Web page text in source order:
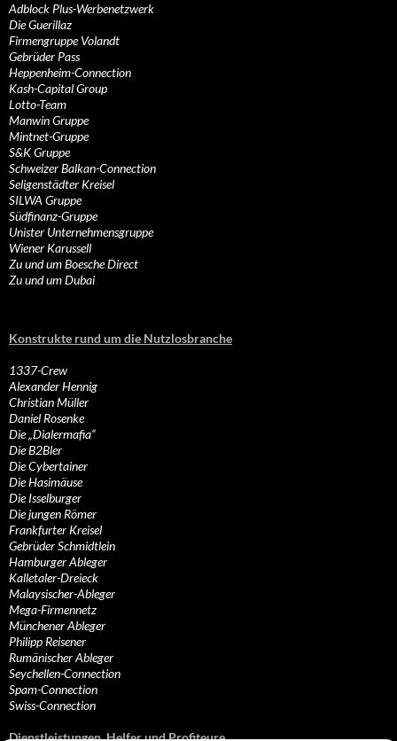
Adblock Plus-Werbenetzwerk
Die Guerillaz
Firmengruppe Volandt
Gebrüder Pass
Heppenheim-Connection
Kash-Capital Group
Lotto-Team
Manwin Gruppe
Mintnet-Gruppe
S&K Gruppe
Schweizer Balkan-Connection
Seligenstädter Kreisel
SILWA Gruppe
Südfinanz-Gruppe
Unister Unternehmensgruppe
Wiener Karussell
Zu und um Boesche Direct
Zu und um Dubai
Konstrukte rund um die Nutzlosbranche
1337-Crew
Alexander Hennig
Christian Müller
Daniel Rosenke
Die „Dialermafia“
Die B2Bler
Die Cybertainer
Die Hasimäuse
Die Isselburger
Die jungen Römer
Frankfurter Kreisel
Gebrüder Schmidtlein
Hamburger Ableger
Kalletaler-Dreieck
Malaysischer-Ableger
Mega-Firmennetz
Münchener Ableger
Philipp Reisener
Rumänischer Ableger
Seychellen-Connection
Spam-Connection
Swiss-Connection
Dienstleistungen, Helfer und Profiteure